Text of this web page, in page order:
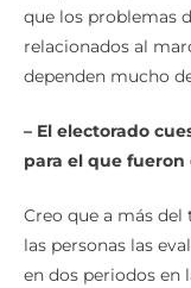
que los problemas
relacionados al
dependen mucho
– El electorado
para el que fueron
Creo que a más
las personas las
en dos periodos en